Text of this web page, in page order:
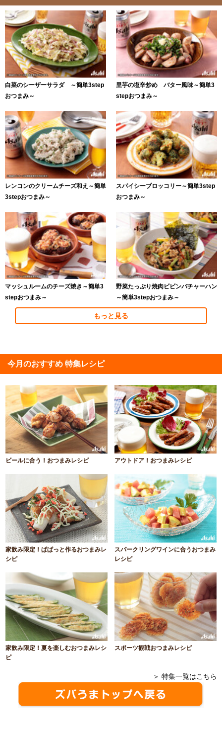
白菜のシーザーサラダ ～簡単3step
おつまみ～
里芋の塩辛炒め バター風味～簡単3
stepおつまみ～
レンコンのクリームチーズ和え～簡単
3stepおつまみ～
スパイシーブロッコリー～簡単3step
おつまみ～
マッシュルームのチーズ焼き～簡単3
stepおつまみ～
野菜たっぷり焼肉ビビンバチャーハン
～簡単3stepおつまみ～
もっと見る
今月のおすすめ 特集レシピ
ビールに合う！おつまみレシピ アウトドア！おつまみレシピ
家飲み限定！ぱぱっと作るおつまみレ
シピ
スパークリングワインに合うおつまみ
レシピ
家飲み限定！夏を楽しむおつまみレシ
ピ
スポーツ観戦おつまみレシピ
＞ 特集一覧はこちら